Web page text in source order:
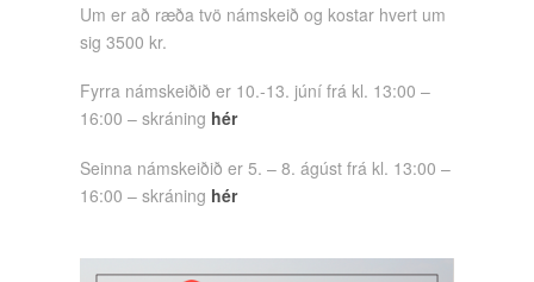
Um er að ræða tvö námskeið og kostar hvert um
sig 3500 kr.
Fyrra námskeiðið er 10.-13. júní frá kl. 13:00 –
16:00 – skráning hér
Seinna námskeiðið er 5. – 8. ágúst frá kl. 13:00 –
16:00 – skráning hér